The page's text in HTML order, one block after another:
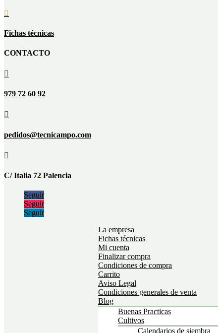

Fichas técnicas
CONTACTO

979 72 60 92

pedidos@tecnicampo.com

C/ Italia 72 Palencia
Seguir
Seguir
Seguir
La empresa
Fichas técnicas
Mi cuenta
Finalizar compra
Condiciones de compra
Carrito
Aviso Legal
Condiciones generales de venta
Blog
Buenas Practicas
Cultivos
Calendarios de siembra